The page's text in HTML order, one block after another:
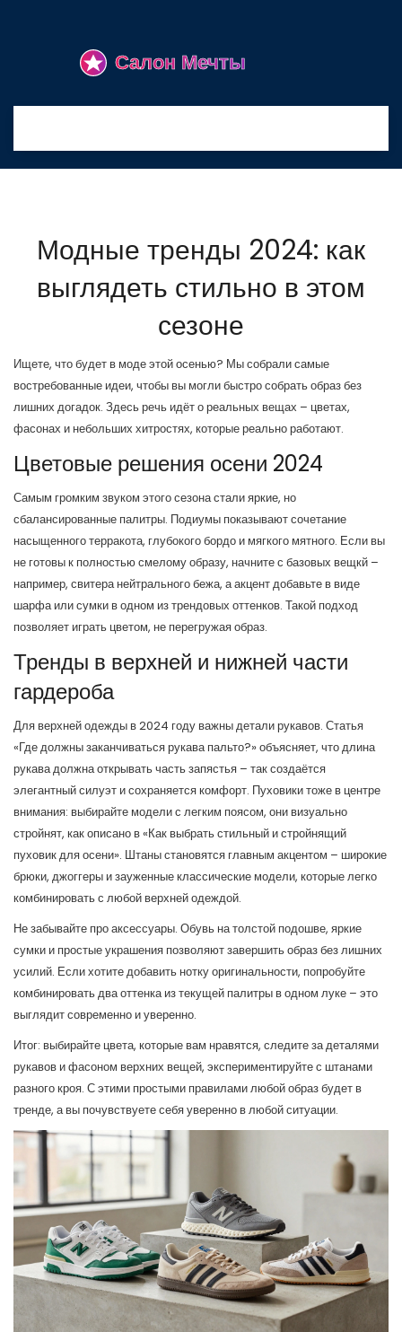
Модные тренды 2024: как
выглядеть стильно в этом
сезоне
Ищете, что будет в моде этой осенью? Мы собрали самые
востребованные идеи, чтобы вы могли быстро собрать образ без
лишних догадок. Здесь речь идёт о реальных вещах – цветах,
фасонах и небольших хитростях, которые реально работают.
Цветовые решения осени 2024
Самым громким звуком этого сезона стали яркие, но
сбалансированные палитры. Подиумы показывают сочетание
насыщенного терракота, глубокого бордо и мягкого мятного. Если вы
не готовы к полностью смелому образу, начните с базовых вещкй –
например, свитера нейтрального бежа, а акцент добавьте в виде
шарфа или сумки в одном из трендовых оттенков. Такой подход
позволяет играть цветом, не перегружая образ.
Тренды в верхней и нижней части
гардероба
Для верхней одежды в 2024 году важны детали рукавов. Статья
«Где должны заканчиваться рукава пальто?» объясняет, что длина
рукава должна открывать часть запястья – так создаётся
элегантный силуэт и сохраняется комфорт. Пуховики тоже в центре
внимания: выбирайте модели с легким поясом, они визуально
стройнят, как описано в «Как выбрать стильный и стройнящий
пуховик для осени». Штаны становятся главным акцентом – широкие
брюки, джоггеры и зауженные классические модели, которые легко
комбинировать с любой верхней одеждой.
Не забывайте про аксессуары. Обувь на толстой подошве, яркие
сумки и простые украшения позволяют завершить образ без лишних
усилий. Если хотите добавить нотку оригинальности, попробуйте
комбинировать два оттенка из текущей палитры в одном луке – это
выглядит современно и уверенно.
Итог: выбирайте цвета, которые вам нравятся, следите за деталями
рукавов и фасоном верхних вещей, экспериментируйте с штанами
разного кроя. С этими простыми правилами любой образ будет в
тренде, а вы почувствуете себя уверенно в любой ситуации.